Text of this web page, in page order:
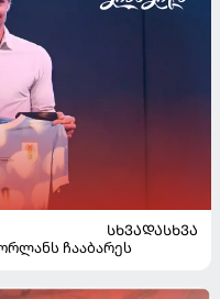
ᲡᲮᲕᲐᲓᲐᲡᲮᲕᲐ
ჩააბარეს